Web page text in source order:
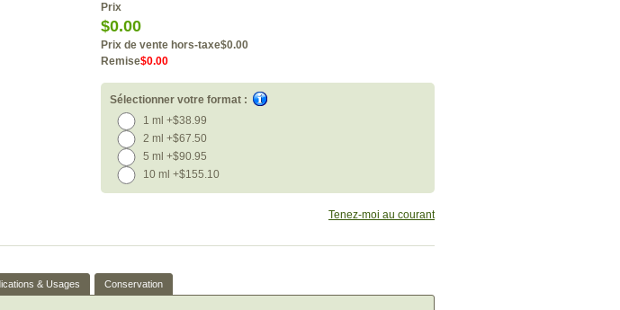
Prix
$0.00
Prix de vente hors-taxe$0.00
Remise$0.00
Sélectionner votre format :
1 ml +$38.99
2 ml +$67.50
5 ml +$90.95
10 ml +$155.10
Tenez-moi au courant
& Usages Conservation